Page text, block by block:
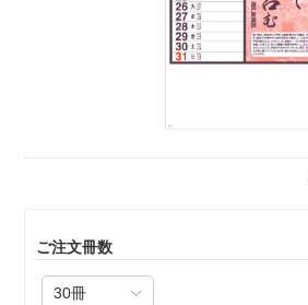
ご注文冊数